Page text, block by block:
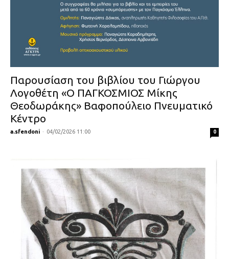
Παρουσίαση του βιβλίου του Γιώργου
Λογοθέτη «Ο ΠΑΓΚΟΣΜΙΟΣ Μίκης
Θεοδωράκης» Βαφοπούλειο Πνευματικό
Κέντρο
a.sfendoni - 04/02/2026 11:00 0